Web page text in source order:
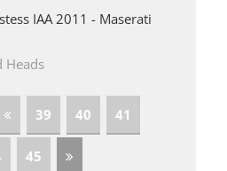
IAA 2011 - Maserati
Heads
39 40 41
45